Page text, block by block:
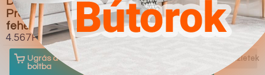
Providence 176 (Fényes
fehér Fekete)
4.567Ft
Ugrás a
boltba
Houston 419
4.567Ft
Részletek